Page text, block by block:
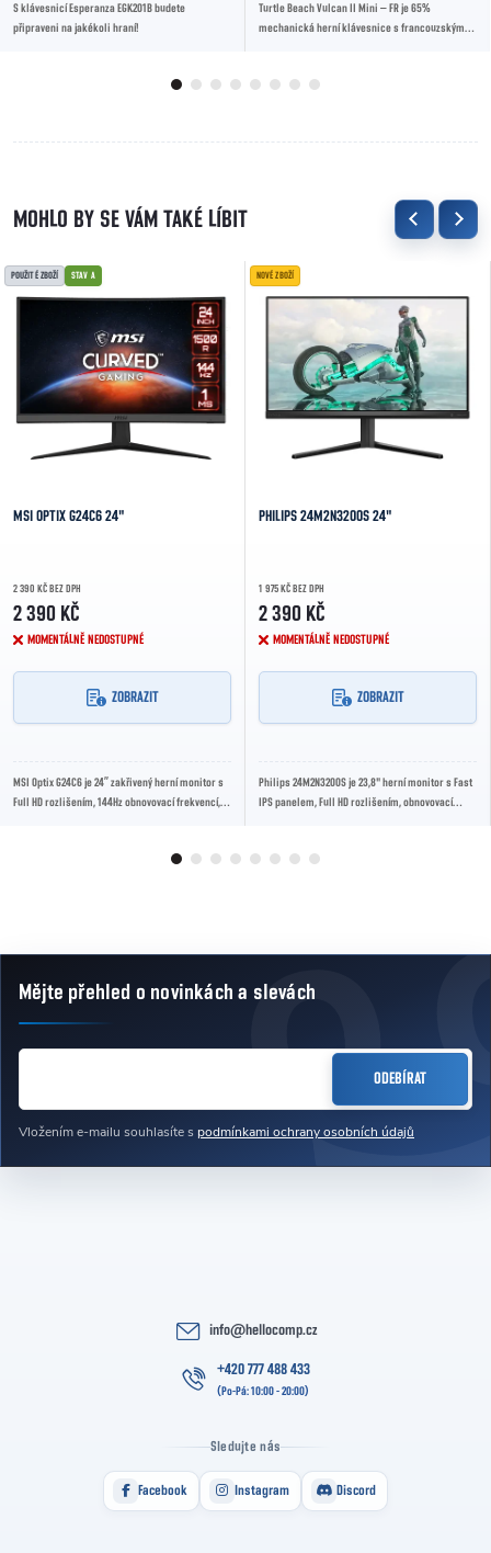
S klávesnicí Esperanza EGK201B budete
připraveni na jakékoli hraní!
Turtle Beach Vulcan II Mini – FR je 65%
mechanická herní klávesnice s francouzským
POUŽITÉ ZBOŽÍ STAV A
MSI OPTIX G24C6 24"
2 390 KČ BEZ DPH
2 390 KČ
MOMENTÁLNĚ NEDOSTUPNÉ
ZOBRAZIT
MSI Optix G24C6 je 24” zakřivený herní monitor s
Full HD rozlišením, 144Hz obnovovací frekvencí,
NOVÉ ZBOŽÍ
PHILIPS 24M2N3200S 24"
1 975 KČ BEZ DPH
2 390 KČ
MOMENTÁLNĚ NEDOSTUPNÉ
ZOBRAZIT
Philips 24M2N3200S je 23,8" herní monitor s Fast
IPS panelem, Full HD rozlišením, obnovovací
Zápatí
Mějte přehled o novinkácha slevách
Vložením e-mailu souhlasíte s podmínkami ochrany osobních údajů
ODEBÍRAT
info@hellocomp.cz
+420 777 488 433
Sledujte nás
Facebook Instagram Discord